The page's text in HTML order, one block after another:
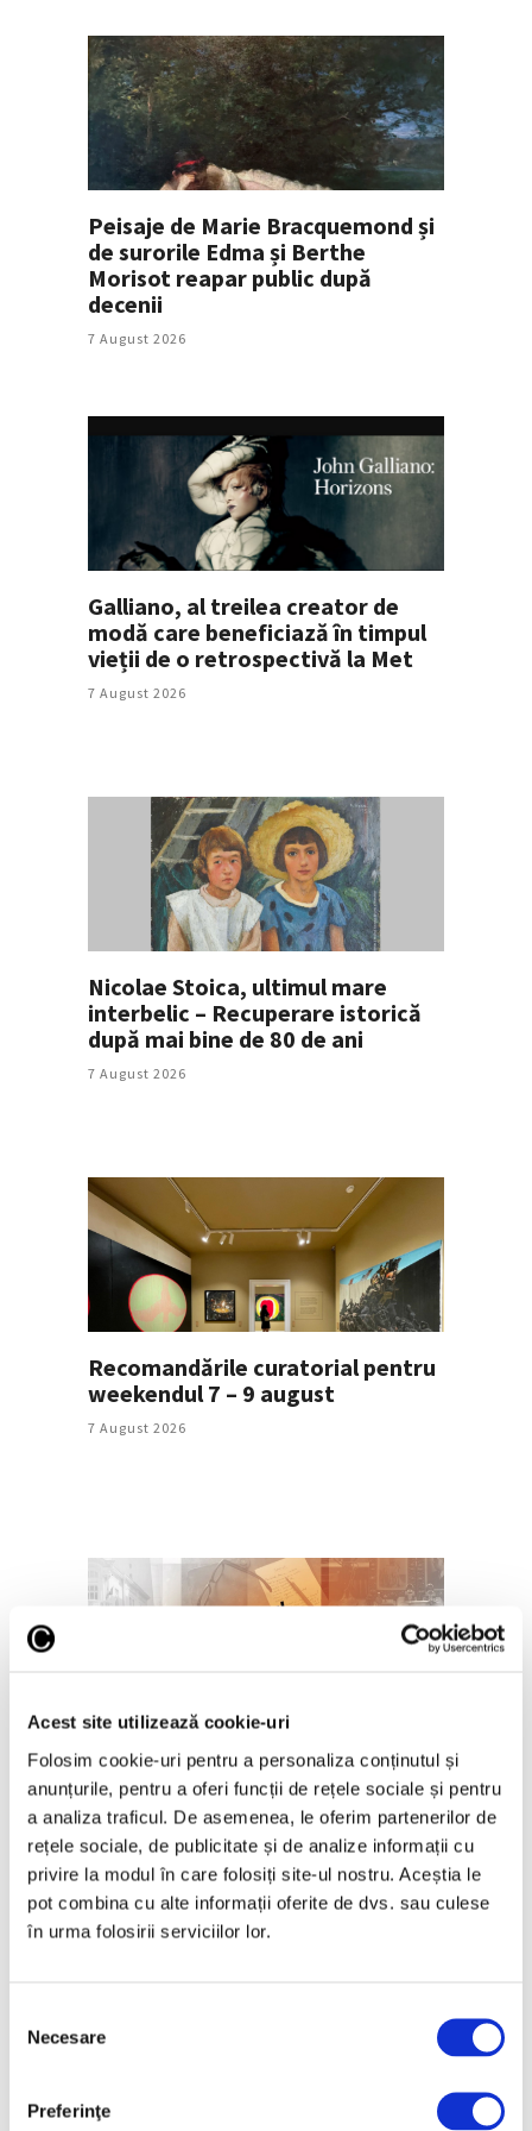
Acest site utilizează cookie-uri
Folosim cookie-uri pentru a personaliza conținutul și
anunțurile, pentru a oferi funcții de rețele sociale și pentru
a analiza traficul. De asemenea, le oferim partenerilor de
rețele sociale, de publicitate și de analize informații cu
privire la modul în care folosiți site-ul nostru. Aceștia le
pot combina cu alte informații oferite de dvs. sau culese
în urma folosirii serviciilor lor.
consimțământului
Necesare
Preferinţe
Peisaje de Marie Bracquemond și
de surorile Edma și Berthe
Morisot reapar public după
decenii
7 August 2026
Galliano, al treilea creator de
modă care beneficiază în timpul
vieții de o retrospectivă la Met
7 August 2026
Nicolae Stoica, ultimul mare
interbelic – Recuperare istorică
după mai bine de 80 de ani
7 August 2026
Recomandările curatorial pentru
weekendul 7 – 9 august
7 August 2026
„Disclosures”, expoziție
internațională de grup la Muzeul
Național al Literaturii Române
6 August 2026